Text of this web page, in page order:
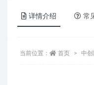
详情介绍 常
当前位置： 首页 中创